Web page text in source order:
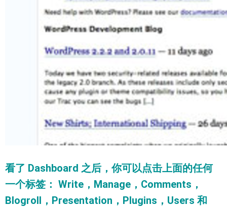
看了 Dashboard 之后，你可以点击上面的任何
一个标签： Write，Manage，Comments，
Blogroll，Presentation，Plugins，Users 和